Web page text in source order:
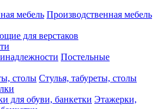
Производственная мебель
для верстаков
Постельные
Стулья, табуреты, столы
Этажерки,